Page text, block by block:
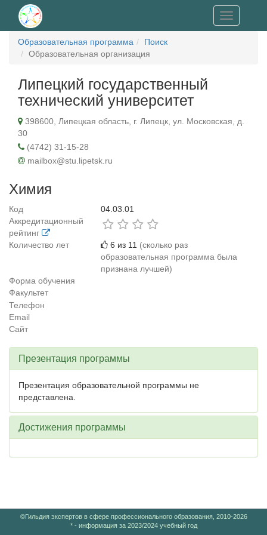
Toggle
navigation
Образовательная программа
Поиск
Образовательная организация
Липецкий государственный
технический университет
398600, Липецкая область, г. Липецк, ул. Московская, д.
30
(4742) 31-15-28
mailbox@stu.lipetsk.ru
Химия
Код
04.03.01
Аккредитационный
рейтинг
Количество лет
6 из 11 (сколько раз
образовательная программа была
признана лучшей)
Форма обучения
Факультет
Телефон
Email
Сайт
Презентация программы
Презентация образовательной программы не
представлена.
Достижения программы
©Гильдия экспертов в сфере профессионального образования, 2010-2026
* - информация за 2023/2024 учебный год